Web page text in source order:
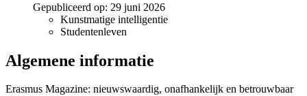
Gepubliceerd op: 29 juni 2026
Kunstmatige intelligentie
Studentenleven
Algemene informatie
Erasmus Magazine: nieuwswaardig, onafhankelijk en betrouwbaar